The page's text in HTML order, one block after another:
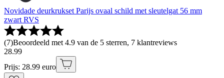
Novidade deurkrukset Parijs ovaal schild met sleutelgat 56 mm
zwart RVS
(7)Beoordeeld met 4.9 van de 5 sterren, 7 klantreviews
28.99
Prijs: 28.99 euro